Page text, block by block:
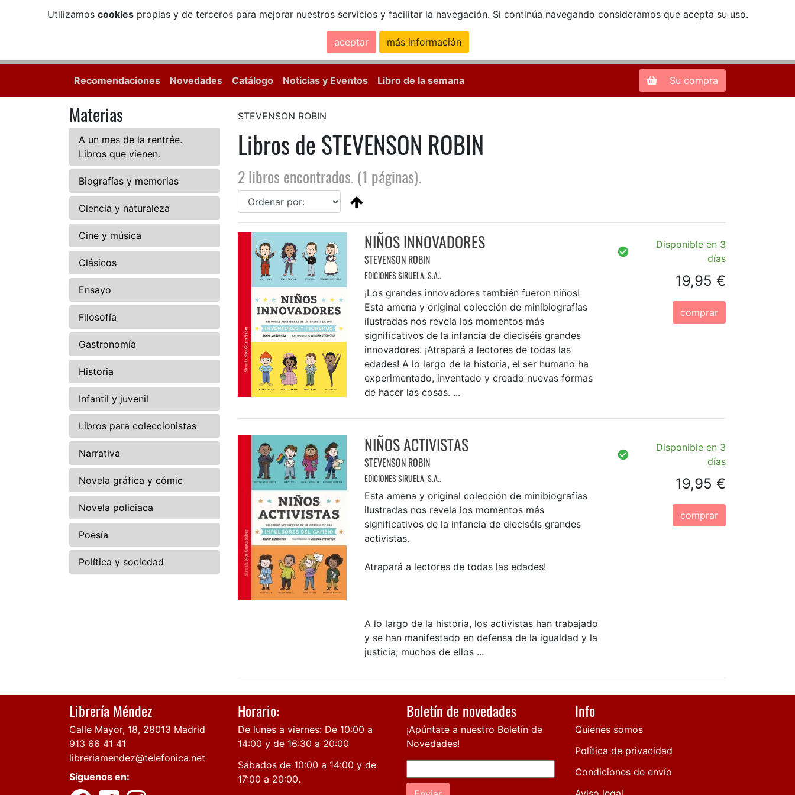
Utilizamos cookiespropias y de terceros para mejorar nuestros servicios y facilitar la navegación. Si continúa navegando consideramos que acepta su uso.
aceptar más información
Zona de Clientes
Recomendaciones Novedades Catálogo Noticias y Eventos Libro de la semana Su compra
Materias
A un mes de la rentrée.
Libros que vienen.
Biografías y memorias
Ciencia y naturaleza
Cine y música
Clásicos
Ensayo
Filosofía
Gastronomía
Historia
Infantil y juvenil
Libros para coleccionistas
Narrativa
Novela gráfica y cómic
Novela policiaca
Poesía
Política y sociedad
STEVENSON ROBIN
Libros de STEVENSON ROBIN
2 libros encontrados. (1 páginas).
NIÑOS INNOVADORES
STEVENSON ROBIN
EDICIONES SIRUELA, S.A..
¡Los grandes innovadores también fueron niños!
Esta amena y original colección de minibiografías
ilustradas nos revela los momentos más
significativos de la infancia de dieciséis grandes
innovadores. ¡Atrapará a lectores de todas las
edades! A lo largo de la historia, el ser humano ha
experimentado, inventado y creado nuevas formas
de hacer las cosas. ...
Disponible en 3
días
19,95 €
comprar
NIÑOS ACTIVISTAS
STEVENSON ROBIN
EDICIONES SIRUELA, S.A..
Esta amena y original colección de minibiografías
ilustradas nos revela los momentos más
significativos de la infancia de dieciséis grandes
activistas.
Atrapará a lectores de todas las edades!
A lo largo de la historia, los activistas han trabajado
y se han manifestado en defensa de la igualdad y la
justicia; muchos de ellos ...
Disponible en 3
días
19,95 €
comprar
Librería Méndez
Calle Mayor, 18, 28013 Madrid
913 66 41 41
libreriamendez@telefonica.net
Síguenos en:
Horario:
De lunes a viernes: De 10:00 a
14:00 y de 16:30 a 20:00
Sábados de 10:00 a 14:00 y de
17:00 a 20:00.
Boletín de novedades
¡Apúntate a nuestro Boletín de
Novedades!
Info
Quienes somos
Política de privacidad
Condiciones de envío